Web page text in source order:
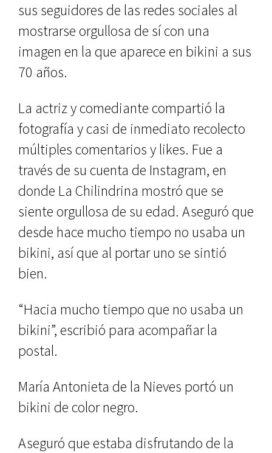
sus seguidores de las redes sociales al
mostrarse orgullosa de sí con una
imagen en la que aparece en bikini a sus
70 años.
La actriz y comediante compartió la
fotografía y casi de inmediato recolecto
múltiples comentarios y likes. Fue a
través de su cuenta de Instagram, en
donde La Chilindrina mostró que se
siente orgullosa de su edad. Aseguró que
desde hace mucho tiempo no usaba un
bikini, así que al portar uno se sintió
bien.
“Hacia mucho tiempo que no usaba un
bikini”, escribió para acompañar la
postal.
María Antonieta de la Nieves portó un
bikini de color negro.
Aseguró que estaba disfrutando de la